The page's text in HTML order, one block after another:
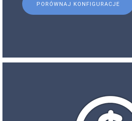
PORÓWNAJ KONFIGURACJE